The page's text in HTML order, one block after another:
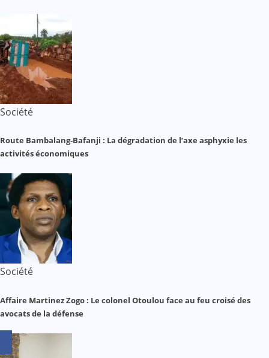
Société
Route Bambalang-Bafanji : La dégradation de l’axe asphyxie les
activités économiques
Société
Affaire Martinez Zogo : Le colonel Otoulou face au feu croisé des
avocats de la défense